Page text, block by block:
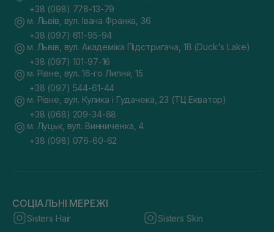
+38 (098) 778-13-79
м. Львів, вул. Івана Франка, 36
+38 (097) 611-95-94
м. Львів, вул. Академіка Підстригача, 1В (Duck's Lake)
+38 (097) 101-97-16
м. Рівне, вул. 16-го Липня, 15
+38 (097) 544-61-44
м. Рівне, вул. Кулика і Гудачека, 23 (ТЦ Екватор)
+38 (068) 209-34-88
м. Луцьк, вул. Винниченка, 4
+38 (098) 076-60-62
СОЦІАЛЬНІ МЕРЕЖІ
Sisters Hair Sisters Skin